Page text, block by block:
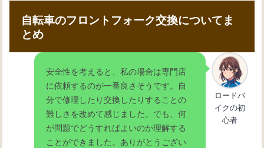
自転車のフロントフォーク交換についてま
とめ
安全性を考えると、私の場合は専門店
に依頼するのが一番良さそうです。自
分で修理したり交換したりすることの
難しさを改めて感じました。でも、何
が問題でどうすればよいのか理解する
ことができました。ありがとうござい
ロードバ
イクの初
心者